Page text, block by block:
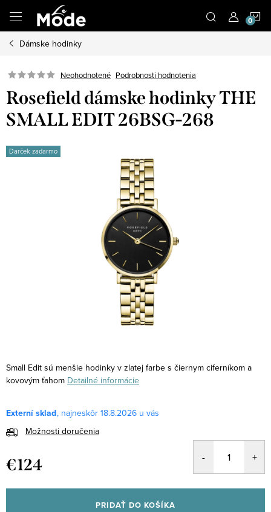
obsah
Dámske hodinky
Neohodnotené Podrobnosti hodnotenia
Rosefield dámske hodinky THE
SMALL EDIT 26BSG-268
Darček zadarmo
Small Edit sú menšie hodinky v zlatej farbe s čiernym ciferníkom a
kovovým ťahom Detailné informácie
Externí sklad
18.8.2026
Možnosti doručenia
€124
cena:
PRIDAŤ DO KOŠÍKA